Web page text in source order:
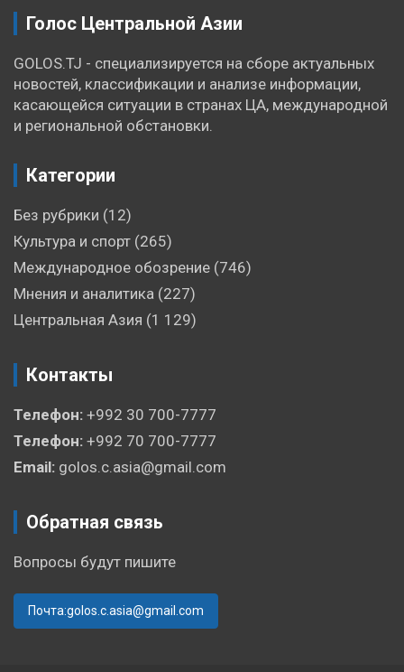
Голос Центральной Азии
GOLOS.TJ - специализируется на сборе актуальных
новостей, классификации и анализе информации,
касающейся ситуации в странах ЦА, международной
и региональной обстановки.
Категории
Без рубрики (12)
Культура и спорт (265)
Международное обозрение (746)
Мнения и аналитика (227)
Центральная Азия (1 129)
Контакты
Телефон: +992 30 700-7777
Телефон: +992 70 700-7777
Email: golos.c.asia@gmail.com
Обратная связь
Вопросы будут пишите
Почта:golos.c.asia@gmail.com